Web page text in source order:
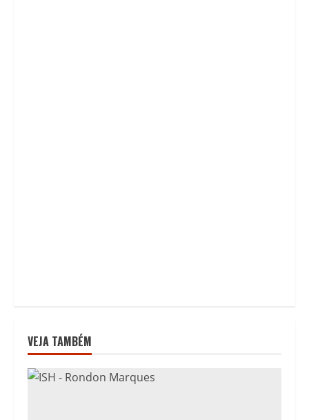
VEJA TAMBÉM